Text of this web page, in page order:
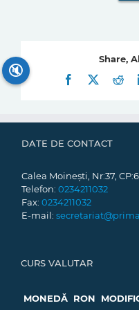
Share,
Facebook
DATE DE CONTACT
Calea Moinești, Nr:37,
Telefon: 0234211032
Fax: 0234211032
E-mail:
CURS VALUTAR
MONEDĂ RON
🔇